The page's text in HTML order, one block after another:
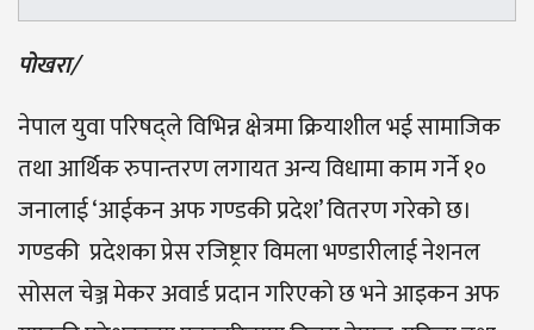
पोखरा/
नेपाल युवा परिषद्ले विभिन्न क्षेत्रमा क्रियाशील भई सामाजिक
तथा आर्थिक रुपान्तरण लगायत अन्य विधामा काम गर्ने १०
जनालाई ‘आईकन अफ गण्डकी प्रदेश’ वितरण गरेको छ।
गण्डकी प्रदेशका प्रेस रजिष्ट्रार विमला भण्डारीलाई नेशनल
सोसल चेञ्ज मेकर अवार्ड प्रदान गरिएको छ भने आइकन अफ